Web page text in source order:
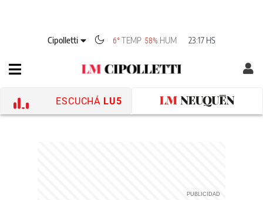
Cipolletti 6°TEMP 58% HUM 23:17 HS
ESCUCHÁ LU5